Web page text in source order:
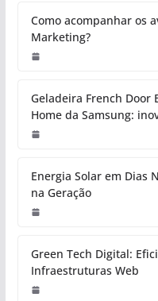
Como acompanhar os
Marketing?
Geladeira French Door
Home da Samsung:
Energia Solar em Dias
na Geração
Green Tech Digital:
Infraestruturas Web